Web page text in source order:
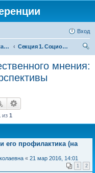
Вход
Научно-практическая интернет-конференция «Глобальные вызовы и региональное развитие в зеркале социологических измерений»
Секция 1. Социология общественного мнения: актуальные проблемы и перспективы развития
ск
мнения:
из 1
его профилактика (на
« 21 мар 2016, 14:01
1 2